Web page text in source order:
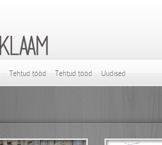
Tehtud tööd Tehtud tööd Uudised